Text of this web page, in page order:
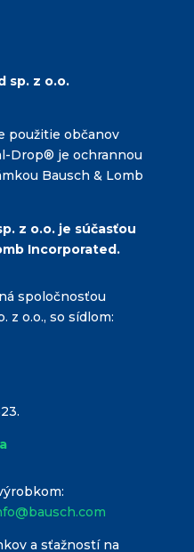
sp. z o.o.
použitie občanov
Drop® je ochrannou
Bausch & Lomb
z o.o. je súčasťou
Incorporated.
spoločnosťou
z o.o., so sídlom:
a sťažností na